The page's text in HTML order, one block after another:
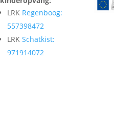
LRK Regenboog:
557398472
LRK Schatkist:
971914072